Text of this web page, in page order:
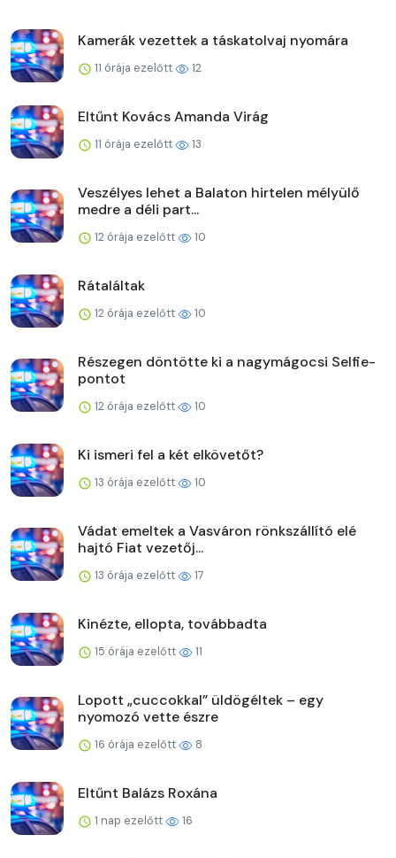
Kamerák vezettek a táskatolvaj nyomára
11 órája ezelőtt 12
Eltűnt Kovács Amanda Virág
11 órája ezelőtt 13
Veszélyes lehet a Balaton hirtelen mélyülő
medre a déli part...
12 órája ezelőtt 10
Rátaláltak
12 órája ezelőtt 10
Részegen döntötte ki a nagymágocsi Selfie-
pontot
12 órája ezelőtt 10
Ki ismeri fel a két elkövetőt?
13 órája ezelőtt 10
Vádat emeltek a Vasváron rönkszállító elé
hajtó Fiat vezetőj...
13 órája ezelőtt 17
Kinézte, ellopta, továbbadta
15 órája ezelőtt 11
Lopott „cuccokkal” üldögéltek – egy
nyomozó vette észre
16 órája ezelőtt 8
Eltűnt Balázs Roxána
1 nap ezelőtt 16